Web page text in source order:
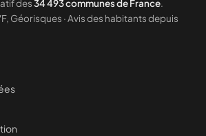
des34 493 communes de France.
Géorisques · Avis des habitants depuis